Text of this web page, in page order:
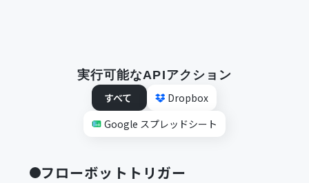
実行可能なAPIアクション
すべて
Dropbox
Google スプレッドシート
フローボットトリガー